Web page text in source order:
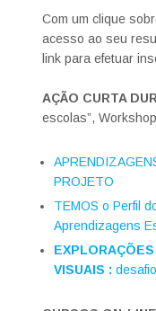
Com um clique
acesso ao seu
link para efetuar
AÇÃO CURTA
escolas”,
PROJETO
TEMOS o Perfil
Aprendizagens
VISUAIS :